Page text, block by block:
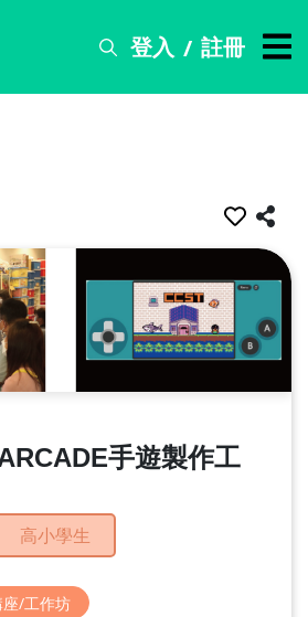
登入 / 註冊
手遊製作工
高小學生
座/工作坊